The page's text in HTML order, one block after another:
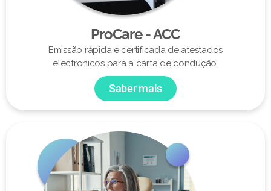
ProCare - ACC
Emissão rápida e certificada de atestados
electrónicos para a carta de condução.
Saber mais